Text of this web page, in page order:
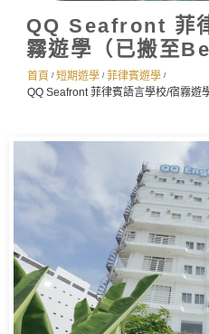
QQ Seafront 菲
霧遊學（已搬至
首頁 / 短期遊學 / 菲律賓遊學 /
QQ Seafront 菲律賓語言學校/宿霧遊